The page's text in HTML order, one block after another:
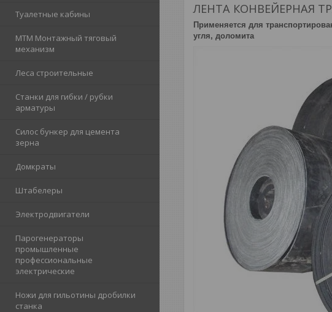
Туалетные кабины
МТМ Монтажный тяговый
механизм
Леса строительные
Станки для гибки / рубки
арматуры
Силос бункер для цемента
зерна
Домкраты
Штабелеры
Электродвигатели
Парогенераторы
промышленные
профессиональные
электрические
Ножи для гильотины дробилки
станка
ЛЕНТА КОНВЕЙЕРНАЯ
Применяется для
угля, доломита